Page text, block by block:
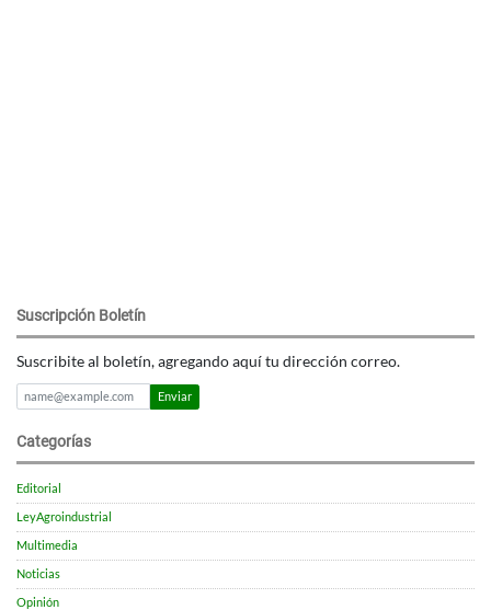
Suscripción Boletín
Suscribite al boletín, agregando aquí tu dirección correo.
Enviar
Categorías
Editorial
LeyAgroindustrial
Multimedia
Noticias
Opinión